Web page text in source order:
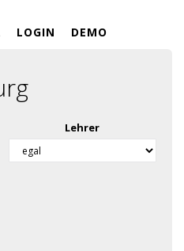
LOGIN DEMO
Lehrer